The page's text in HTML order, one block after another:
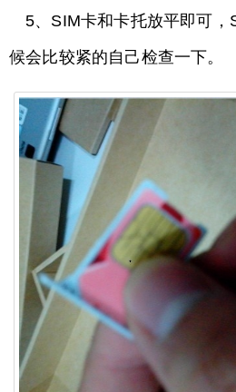
5、SIM卡和卡托放平即可
候会比较紧的自己检查一下。